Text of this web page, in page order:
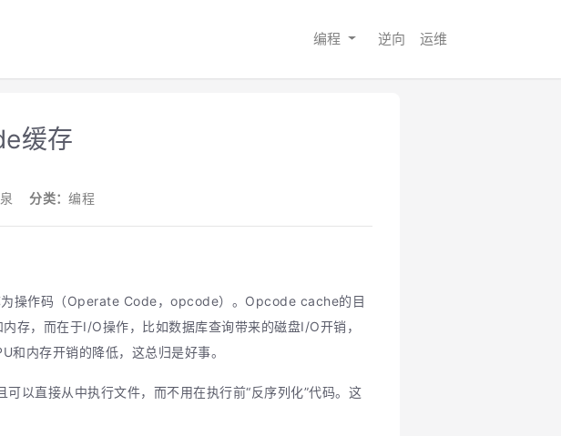
编程 逆向 运维
缓存
分类：编程
为操作码（Operate Code，opcode）。Opcode cache的目
存，而在于I/O操作，比如数据库查询带来的磁盘I/O开销，
内存开销的降低，这总归是好事。
以直接从中执行文件，而不用在执行前“反序列化”代码。这